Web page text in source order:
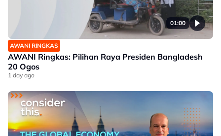
01:00
AWANI RINGKAS
AWANI Ringkas: Pilihan Raya Presiden Bangladesh
20 Ogos
1 day ago